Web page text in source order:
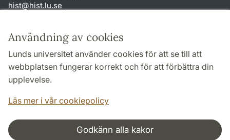
Användning av cookies
Lunds universitet använder cookies för att se till att
webbplatsen fungerar korrekt och för att förbättra din
upplevelse.
Läs mer i vår cookiepolicy
Godkänn alla kakor
hist@hist.lu.se
Genvägar
Om webbplatsen och cookies
Behandling av personuppgifter
Tillgänglighetsredogörelse